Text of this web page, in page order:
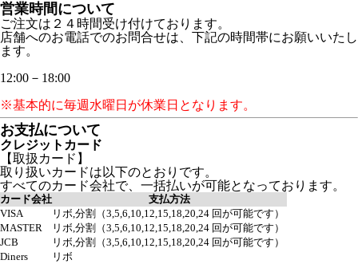
営業時間について
ご注文は２４時間受け付けております。
店舗へのお電話でのお問合せは、下記の時間帯にお願いいたし
ます。
12:00－18:00
※基本的に毎週水曜日が休業日となります。
お支払について
クレジットカード
【取扱カード】
取り扱いカードは以下のとおりです。
すべてのカード会社で、一括払いが可能となっております。
カード会社
支払方法
VISA
リボ,分割（3,5,6,10,12,15,18,20,24 回が可能です）
MASTER
リボ,分割（3,5,6,10,12,15,18,20,24 回が可能です）
JCB
リボ,分割（3,5,6,10,12,15,18,20,24 回が可能です）
Diners
リボ